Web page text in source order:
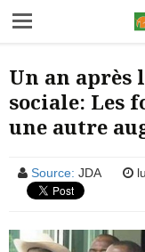
Un an après
sociale: Les
une autre
Source: JDA